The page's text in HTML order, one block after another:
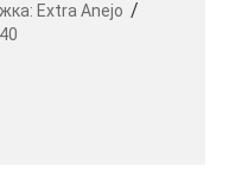
Extra Anejo
40